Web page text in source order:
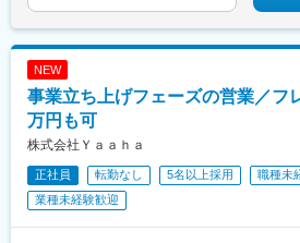
NEW
事業立ち上げフェーズの営業／フ
万円も可
株式会社Ｙａａｈａ
正社員 転勤なし 5名以上採用
職種未
業種未経験歓迎